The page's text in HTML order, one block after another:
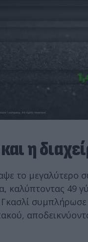
η
το μεγαλύτερο
καλύπτοντας
Γκασλί